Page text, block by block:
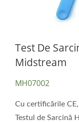
Test De
Midstream
MH07002
Cu certificările
Testul de Sarcină